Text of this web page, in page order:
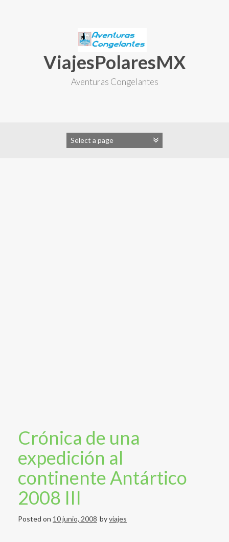
ViajesPolaresMX
Aventuras Congelantes
Crónica de una
expedición al
continente Antártico
2008 III
Posted on 10 junio, 2008 byviajes